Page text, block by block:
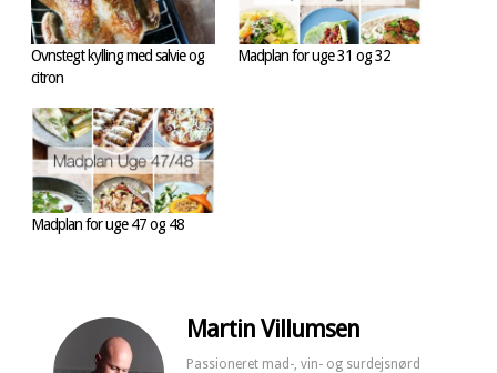
Ovnstegt kylling med salvie og
citron
Madplan for uge 31 og 32
Madplan for uge 47 og 48
Martin Villumsen
Passioneret mad-, vin- og surdejsnørd